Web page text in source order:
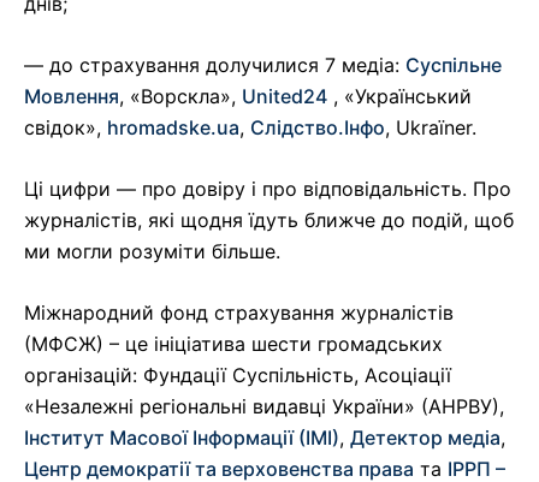
— до страхування долучилися 7 медіа: Суспільне
Мовлення, «Ворскла», United24 , «Український
свідок», hromadske.ua, Слідство.Інфо, Ukraïner.
Ці цифри — про довіру і про відповідальність. Про
журналістів, які щодня їдуть ближче до подій, щоб
ми могли розуміти більше.
Міжнародний фонд страхування журналістів
(МФСЖ) – це ініціатива шести громадських
організацій: Фундації Суспільність, Асоціації
«Незалежні регіональні видавці України» (АНРВУ),
Інститут Масової Інформації (ІМІ), Детектор медіа,
Центр демократії та верховенства права та ІРРП –